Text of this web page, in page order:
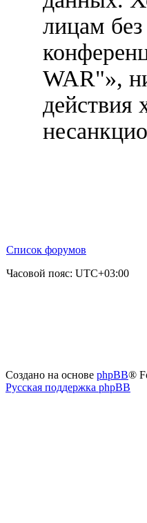
лицам
WAR"»,
действия
Список форумов
Часовой пояс: UTC+03:00
Создано на основе phpBB®
Русская поддержка phpBB